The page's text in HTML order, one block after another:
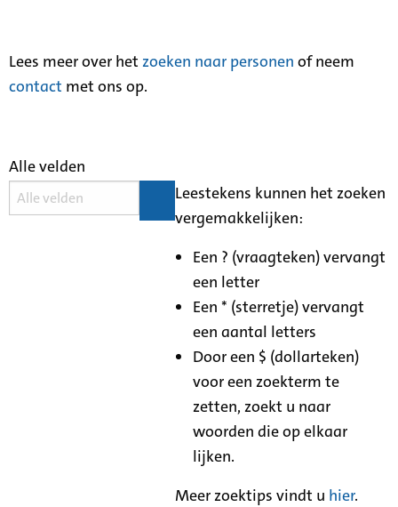
Lees meer over het zoeken naar personen of neem
contact met ons op.
Alle velden
Leestekens kunnen het zoeken
vergemakkelijken:
Een ? (vraagteken) vervangt
een letter
Een * (sterretje) vervangt
een aantal letters
Door een $ (dollarteken)
voor een zoekterm te
zetten, zoekt u naar
woorden die op elkaar
lijken.
Meer zoektips vindt u hier.